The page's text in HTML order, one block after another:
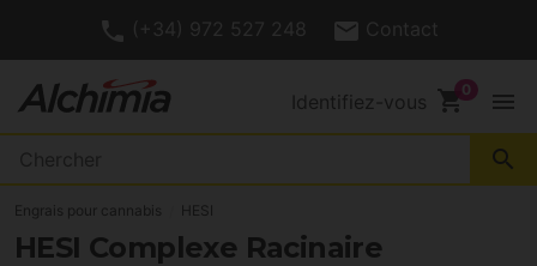
(+34) 972 527 248 Contact
Identifiez-vous shopping_cart menu
search
Engrais pour cannabis HESI
HESI Complexe Racinaire